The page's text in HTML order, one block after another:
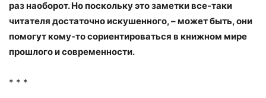
раз наоборот. Но поскольку это заметки все-таки
читателя достаточно искушенного, – может быть, они
помогут кому-то сориентироваться в книжном мире
прошлого и современности.
* * *